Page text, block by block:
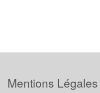
Mentions Légales